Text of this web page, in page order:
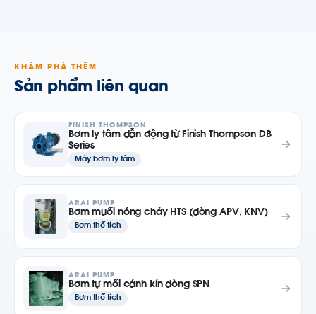
KHÁM PHÁ THÊM
Sản phẩm liên quan
FINISH THOMPSON
Bơm ly tâm dẫn động từ Finish Thompson DB
Series
Máy bơm ly tâm
ARAI PUMP
Bơm muối nóng chảy HTS (dòng APV, KNV)
Bơm thể tích
ARAI PUMP
Bơm tự mồi cánh kín dòng SPN
Bơm thể tích